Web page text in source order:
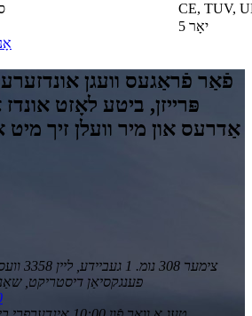
CE, TUV,
5 יאָר
פֿאַר פֿראַגעס וועגן
פּרייזן, ביטע לאָזט
אַדרעס און מיר וועלן זיך מיט
צימער
פענגקסיאַן דיסטריקט, שאַנגהאַי